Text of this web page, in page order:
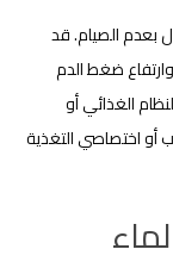
بعدم الصيام. قد
يتمكن الأشخاص المصابون بداء السكري من النوع 2 وارتفاع ضغط الدم
الغذائي أو
أو اختصاصي التغذية